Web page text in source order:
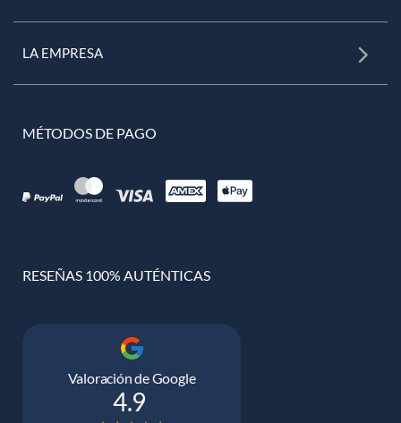
LA EMPRESA
MÉTODOS DE PAGO
RESEÑAS 100% AUTÉNTICAS
Valoración de Google
4.9